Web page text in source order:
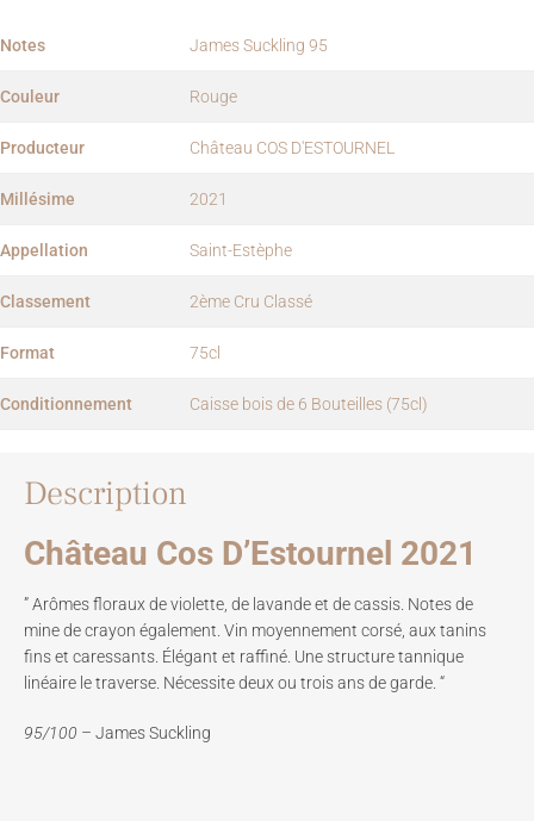
Description
Château Cos D’Estournel 2021
” Arômes floraux de violette, de lavande et de cassis. Notes de
mine de crayon également. Vin moyennement corsé, aux tanins
fins et caressants. Élégant et raffiné. Une structure tannique
linéaire le traverse. Nécessite deux ou trois ans de garde. “
95/100 – James Suckling
Notes James Suckling 95
Couleur Rouge
Producteur Château COS D'ESTOURNEL
Millésime 2021
Appellation Saint-Estèphe
Classement 2ème Cru Classé
Format 75cl
Conditionnement Caisse bois de 6 Bouteilles (75cl)